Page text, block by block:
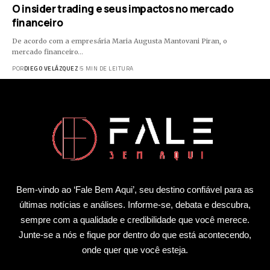
O insider trading e seus impactos no mercado
financeiro
De acordo com a empresária Maria Augusta Mantovani Piran, o
mercado financeiro…
PORDIEGO VELÁZQUEZ 5 MIN DE LEITURA
Bem-vindo ao ‘Fale Bem Aqui’, seu destino confiável para as
últimas notícias e análises. Informe-se, debata e descubra,
sempre com a qualidade e credibilidade que você merece.
Junte-se a nós e fique por dentro do que está acontecendo,
onde quer que você esteja.